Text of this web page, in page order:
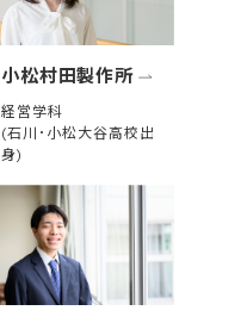
小松村田製作所
経営学科
(石川･小松大谷高校出
身)